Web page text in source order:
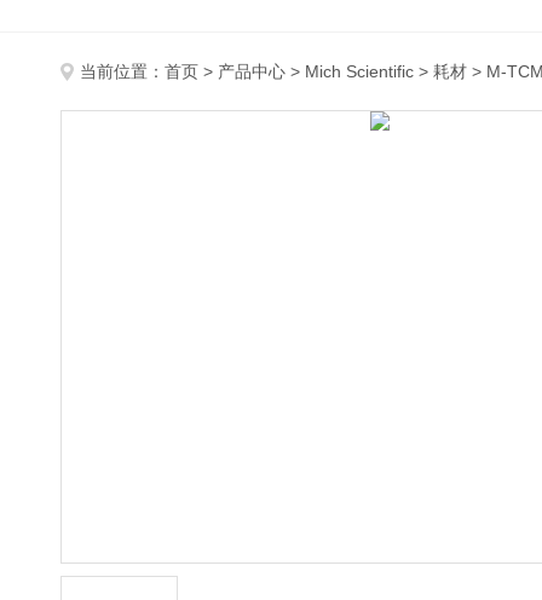
当前位置： 首页 > 产品中心 > Mich Scientific > 耗材 > M-